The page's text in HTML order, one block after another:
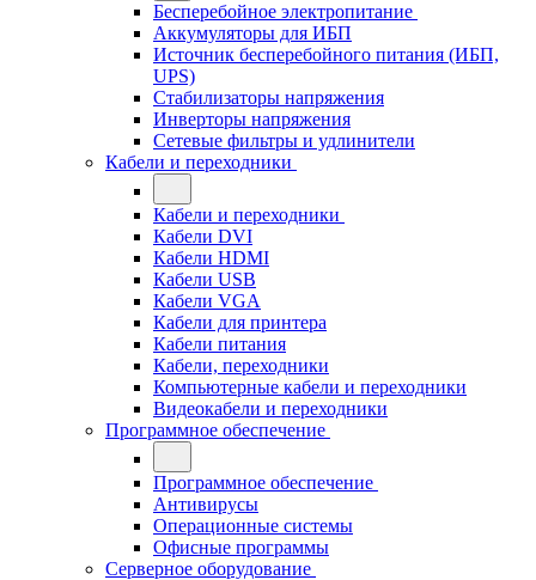
Бесперебойное электропитание
Аккумуляторы для ИБП
Источник бесперебойного питания (ИБП,
UPS)
Стабилизаторы напряжения
Инверторы напряжения
Сетевые фильтры и удлинители
Кабели и переходники
Кабели и переходники
Кабели DVI
Кабели HDMI
Кабели USB
Кабели VGA
Кабели для принтера
Кабели питания
Кабели, переходники
Компьютерные кабели и переходники
Видеокабели и переходники
Программное обеспечение
Программное обеспечение
Антивирусы
Операционные системы
Офисные программы
Серверное оборудование